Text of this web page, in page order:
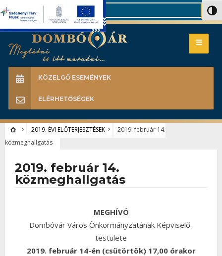
Search
KÖZELGŐ ESEMÉNYEK
ELÉRHETŐSÉGEK
2019. ÉVI ELŐTERJESZTÉSEK
2019. február 14.
közmeghallgatás
2019. február 14.
közmeghallgatás
MEGHÍVÓ
Dombóvár Város Önkormányzatának Képviselő-
testülete
2019. február 14-én (csütörtök) 17,00 órakor